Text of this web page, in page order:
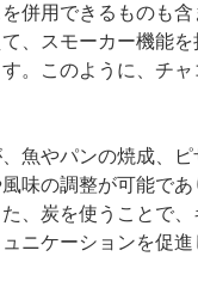
併用できるものも
、スモーカー機能
。このように、チ
魚やパンの焼成、ピ
味の調整が可能で
、炭を使うことで
ニケーションを促進